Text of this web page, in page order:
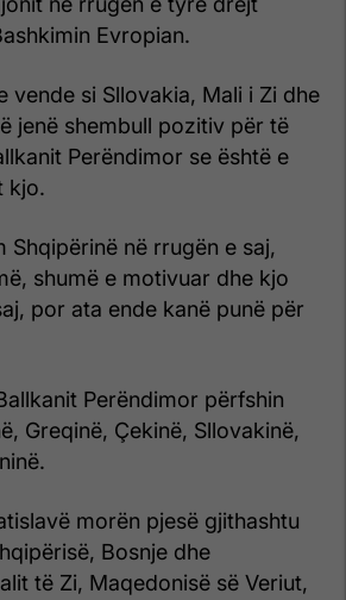
Evropian.
vende si Sllovakia, Mali i Zi dhe
jenë shembull pozitiv për të
Perëndimor se është e
kjo.
Shqipërinë në rrugën e saj,
shumë e motivuar dhe kjo
por ata ende kanë punë për
Perëndimor përfshin
Greqinë, Çekinë, Sllovakinë,
morën pjesë gjithashtu
Bosnje dhe
të Zi, Maqedonisë së Veriut,